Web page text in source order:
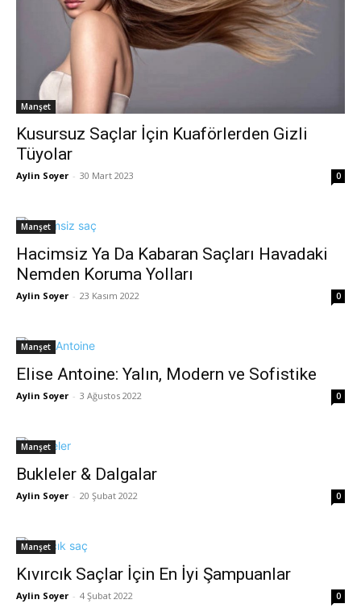
Manşet
Kusursuz Saçlar İçin Kuaförlerden Gizli
Tüyolar
Aylin Soyer - 30 Mart 2023 0
Manşet
Hacimsiz Ya Da Kabaran Saçları Havadaki
Nemden Koruma Yolları
Aylin Soyer - 23 Kasım 2022 0
Manşet
Elise Antoine: Yalın, Modern ve Sofistike
Aylin Soyer - 3 Ağustos 2022 0
Manşet
Bukleler & Dalgalar
Aylin Soyer - 20 Şubat 2022 0
Manşet
Kıvırcık Saçlar İçin En İyi Şampuanlar
Aylin Soyer - 4 Şubat 2022 0